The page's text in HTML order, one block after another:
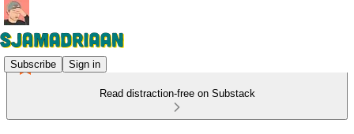
Subscribe Sign in
Read distraction-free on Substack